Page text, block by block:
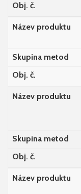
Obj. č.
Název produktu
Skupina metod
Obj. č.
Název produktu
Skupina metod
Obj. č.
Název produktu